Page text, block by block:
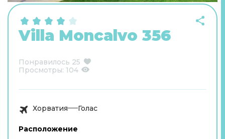
Villa Moncalvo 356
Понравилось 25
Просмотры: 104
Хорватия Голас
Расположение